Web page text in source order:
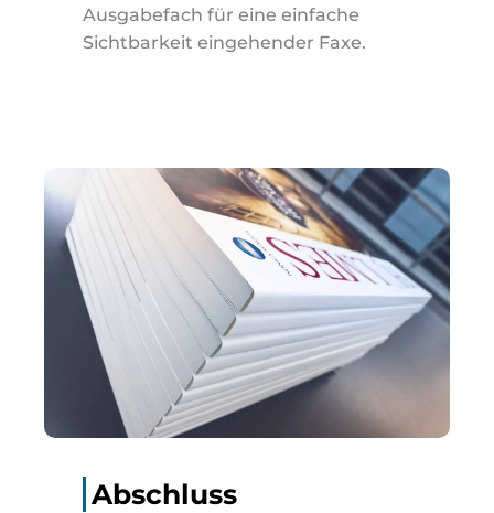
Ausgabefach für eine einfache
Sichtbarkeit eingehender Faxe.
Abschluss